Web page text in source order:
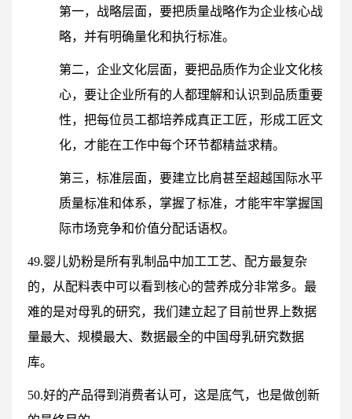
第一，战略层面，要把质量战略作为企业核心战
略，并有明确量化和执行标准。
第二，企业文化层面，要把品质作为企业文化核
心，要让企业所有的人都理解和认识到品质重要
性，把每位员工都培养成真正工匠，形成工匠文
化，才能在工作中每个环节都精益求精。
第三，标准层面，要建立比肩甚至超越国际水平
质量标准和体系，掌握了标准，才能牢牢掌握国
际市场竞争和价值分配话语权。​​​​​​​
49.婴儿奶粉是所有乳制品中加工工艺、配方最复杂
的，从配料表中可以看到核心的营养成分非常多。最
难的是对母乳的研究，我们建立起了目前世界上数据
量最大、规模最大、数据最全的中国母乳研究数据
库。
50.好的产品得到消费者认可，这是底气，也是做创新